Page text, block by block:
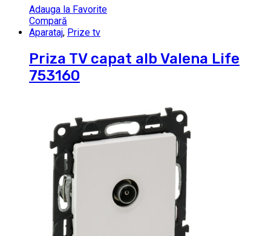
Adauga la Favorite
Compară
Aparataj, Prize tv
Priza TV capat alb Valena Life
753160